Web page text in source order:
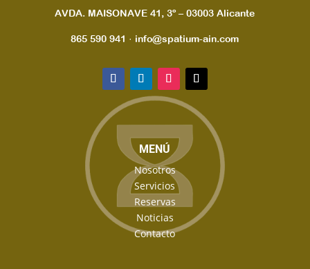
AVDA. MAISONAVE 41, 3º – 03003 Alicante
865 590 941 · info@spatium-ain.com
MENÚ
Nosotros
Servicios
Reservas
Noticias
Contacto